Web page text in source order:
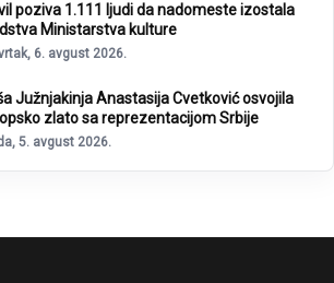
poziva 1.111 ljudi da nadomeste izostala
Ministarstva kulture
6. avgust 2026.
Južnjakinja Anastasija Cvetković osvojila
zlato sa reprezentacijom Srbije
5. avgust 2026.